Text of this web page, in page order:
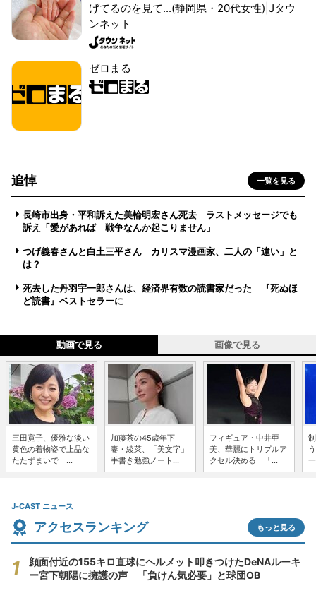
げてるのを見て...(静岡県・20代女性)|Jタウ
ンネット
ゼロまる
追悼 一覧を見る
長崎市出身・平和訴えた美輪明宏さん死去 ラストメッセージでも
訴え「愛があれば 戦争なんか起こりません」
つげ義春さんと白土三平さん カリスマ漫画家、二人の「違い」と
は？
死去した丹羽宇一郎さんは、経済界有数の読書家だった 『死ぬほ
ど読書』ベストセラーに
動画で見る 画像で見る
三田寛子、優雅な淡い
黄色の着物姿で上品な
たたずまいで ...
加藤茶の45歳年下
妻・綾菜、「美文字」
手書き勉強ノート...
フィギュア・中井亜
美、華麗にトリプルア
クセル決める 「...
J-CAST ニュース
アクセスランキング もっと見る
顔面付近の155キロ直球にヘルメット叩きつけたDeNAルーキ
ー宮下朝陽に擁護の声 「負けん気必要」と球団OB